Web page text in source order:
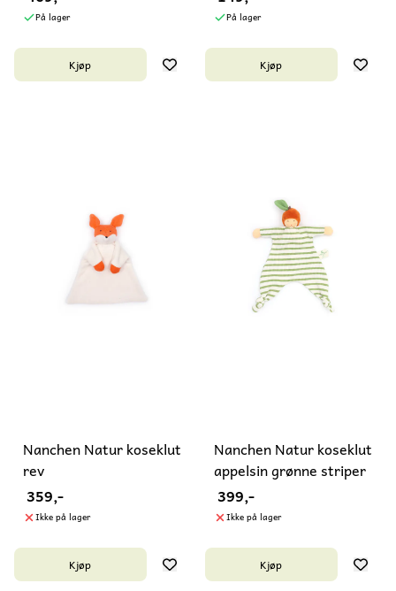
På lager
Kjøp
På lager
Kjøp
Nanchen Natur koseklut
rev
359,-
Ikke på lager
Kjøp
Nanchen Natur koseklut
appelsin grønne striper
399,-
Ikke på lager
Kjøp